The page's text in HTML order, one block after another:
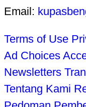
Email:
Terms of Use
Ad Choices
Newsletters
Tentang Kami